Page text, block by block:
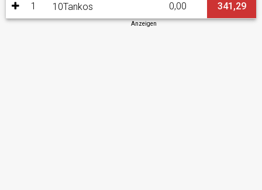
1 10Tankos 0,00 341,29
Anzeigen